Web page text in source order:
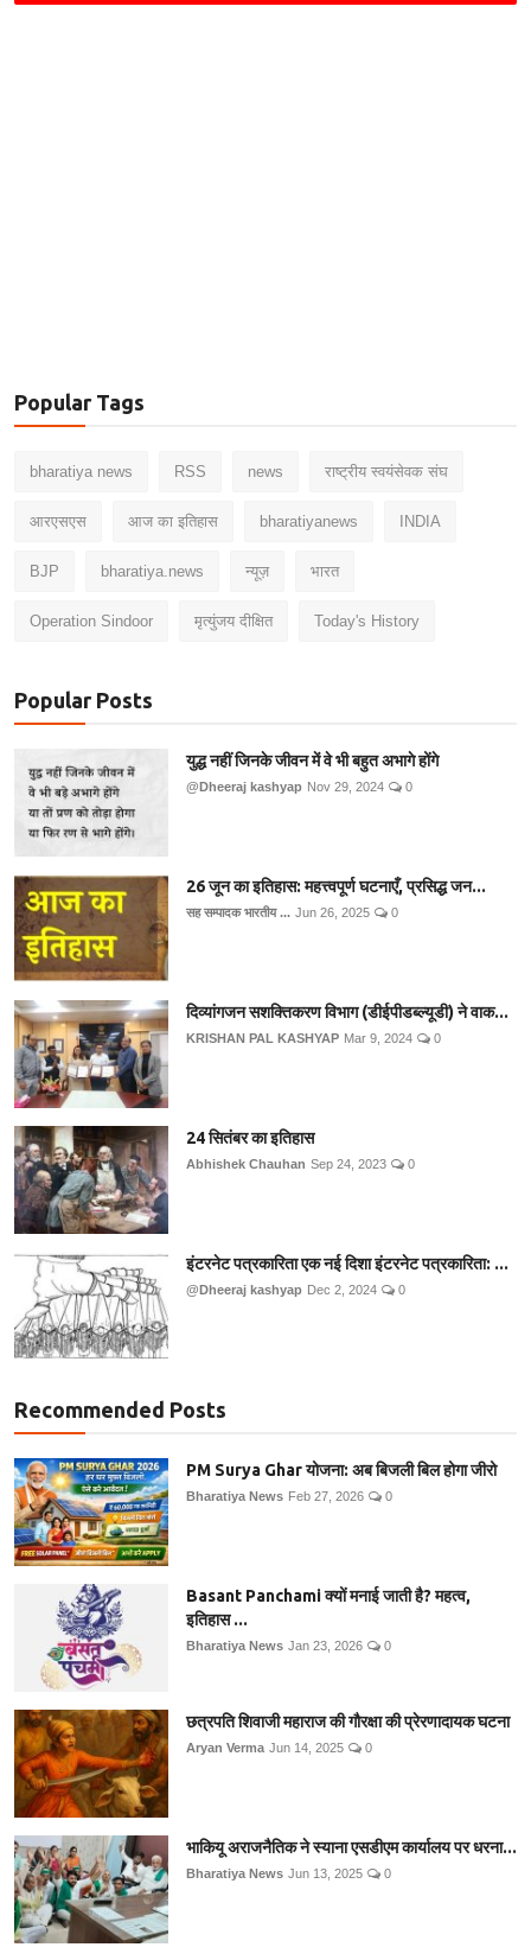
Popular Tags
bharatiya news RSS news राष्ट्रीय स्वयंसेवक संघ
आरएसएस आज का इतिहास bharatiyanews INDIA
BJP bharatiya.news न्यूज़ भारत
Operation Sindoor मृत्युंजय दीक्षित Today's History
Popular Posts
युद्ध नहीं जिनके जीवन में वे भी बहुत अभागे होंगे
@Dheeraj kashyap Nov 29, 2024 0
26 जून का इतिहास: महत्त्वपूर्ण घटनाएँ, प्रसिद्ध जन...
सह सम्पादक भारतीय ... Jun 26, 2025 0
दिव्यांगजन सशक्तिकरण विभाग (डीईपीडब्ल्यूडी) ने वाक...
KRISHAN PAL KASHYAP Mar 9, 2024 0
24 सितंबर का इतिहास
Abhishek Chauhan Sep 24, 2023 0
इंटरनेट पत्रकारिता एक नई दिशा इंटरनेट पत्रकारिता: ...
@Dheeraj kashyap Dec 2, 2024 0
Recommended Posts
PM Surya Ghar योजना: अब बिजली बिल होगा जीरो
Bharatiya News Feb 27, 2026 0
Basant Panchami क्यों मनाई जाती है? महत्व,
इतिहास ...
Bharatiya News Jan 23, 2026 0
छत्रपति शिवाजी महाराज की गौरक्षा की प्रेरणादायक घटना
Aryan Verma Jun 14, 2025 0
भाकियू अराजनैतिक ने स्याना एसडीएम कार्यालय पर धरना...
Bharatiya News Jun 13, 2025 0